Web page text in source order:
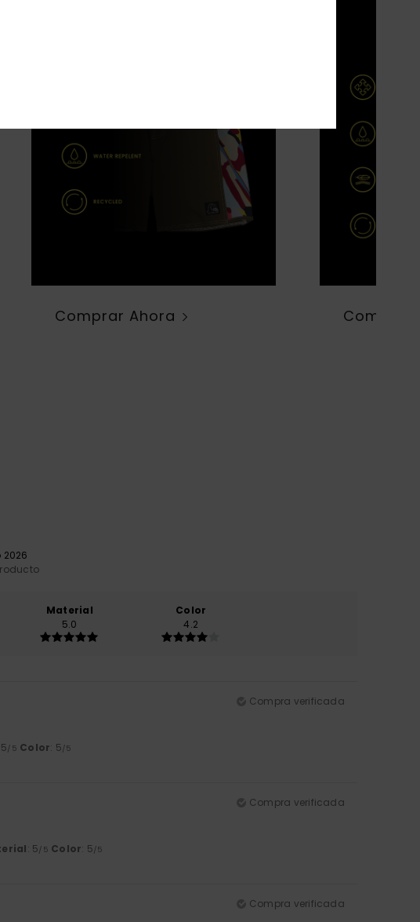
Comprar Ahora Comprar
Material
5.0
Color
4.2
Compra verificada
/5 Color: 5/5
Compra verificada
: 5/5 Color: 5/5
Compra verificada